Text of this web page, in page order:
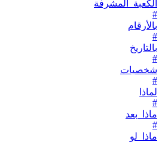
الكعبة_المشرفة
#
بالأرقام
#
بالتاريخ
#
شخصيات
#
لماذا
#
ماذا_بعد
#
ماذا_لو